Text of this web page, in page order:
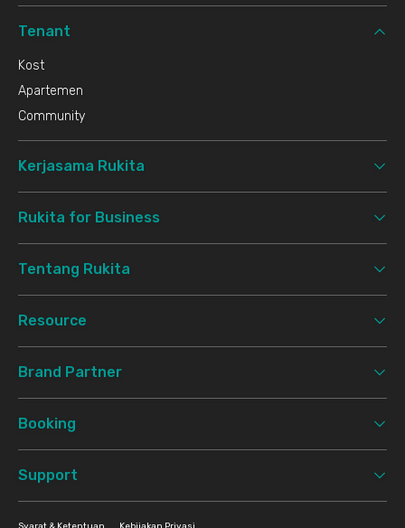
Tenant
Kost
Apartemen
Community
Kerjasama Rukita
Rukita for Business
Tentang Rukita
Resource
Brand Partner
Booking
Support
Syarat & Ketentuan Kebijakan Privasi